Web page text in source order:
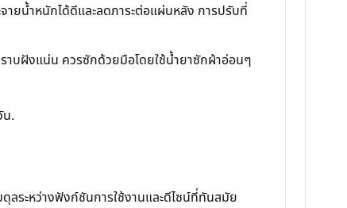
ายน้ำหนักได้ดีและลดภาระต่อแผ่นหลัง การปรับที่
าบฝังแน่น ควรซักด้วยมือโดยใช้น้ำยาซักผ้าอ่อนๆ
น.
ลระหว่างฟังก์ชันการใช้งานและดีไซน์ที่ทันสมัย